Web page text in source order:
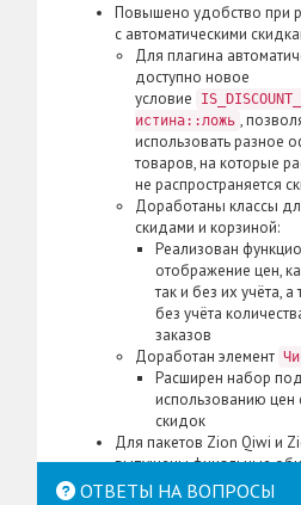
Повышено удобство при
с автоматическими
Для плагина
доступно новое
условие
истина::ложь ,
использовать разное
товаров, на которые
не распространяется
Доработаны классы
скидами и корзиной:
Реализован
отображение цен,
так и без их учёта, а
без учёта
заказов
Доработан элемент
Расширен набор
использованию цен
скидок
Для пакетов Zion Qiwi и
выпущены финальные
Теперь они будут
ОТВЕТЫ НА ВОПРОСЫ